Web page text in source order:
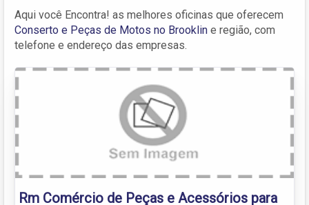
Aqui você Encontra! as melhores oficinas que oferecem
Conserto e Peças de Motos no Brooklin e região, com
telefone e endereço das empresas.
Rm Comércio de Peças e Acessórios para